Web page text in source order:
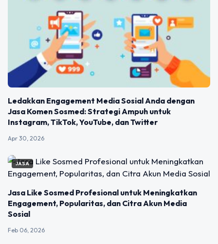
Ledakkan Engagement Media Sosial Anda dengan
Jasa Komen Sosmed: Strategi Ampuh untuk
Instagram, TikTok, YouTube, dan Twitter
Apr 30, 2026
JASA
Jasa Like Sosmed Profesional untuk Meningkatkan
Engagement, Popularitas, dan Citra Akun Media
Sosial
Feb 06, 2026